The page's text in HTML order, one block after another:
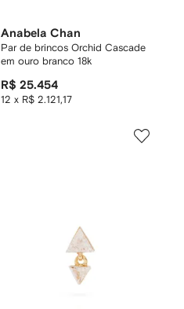
Anabela Chan
Par de brincos Orchid Cascade
em ouro branco 18k
R$ 25.454
12 x R$ 2.121,17